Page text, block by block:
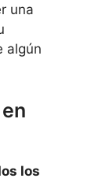
una
algún
los